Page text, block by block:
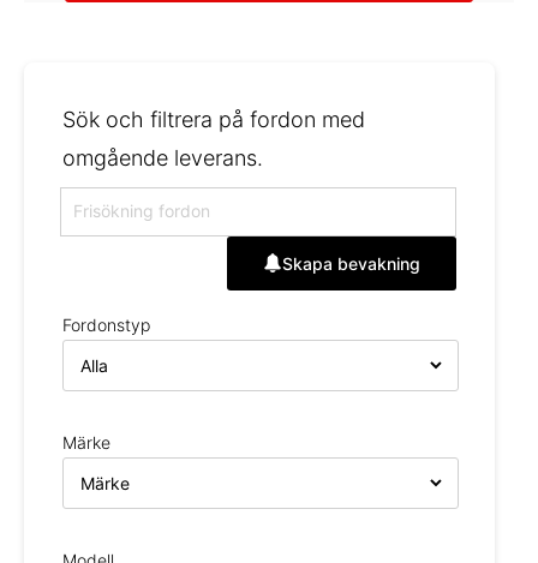
Sök och filtrera på fordon med
omgående leverans.
Skapa bevakning
Fordonstyp
Märke